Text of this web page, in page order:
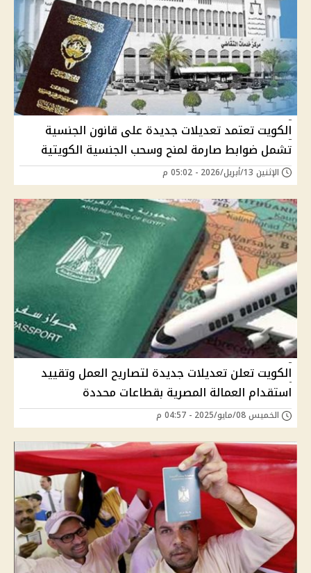
الكويت تعتمد تعديلات جديدة على قانون الجنسية
تشمل ضوابط صارمة لمنح وسحب الجنسية الكويتية
الإثنين 13/أبريل/2026 - 05:02 م
الكويت تعلن تعديلات جديدة لتصاريح العمل وتقييد
استقدام العمالة المصرية بقطاعات محددة
الخميس 08/مايو/2025 - 04:57 م